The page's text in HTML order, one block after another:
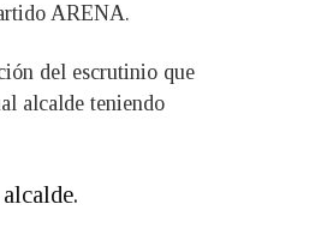
ARENA.
del escrutinio que
alcalde teniendo